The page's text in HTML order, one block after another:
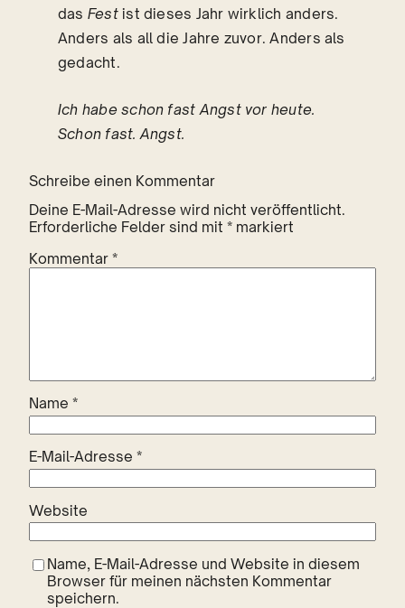
das Fest ist dieses Jahr wirklich anders.
Anders als all die Jahre zuvor. Anders als
gedacht.
Ich habe schon fast Angst vor heute.
Schon fast. Angst.
Schreibe einen Kommentar
Deine E-Mail-Adresse wird nicht veröffentlicht.
Erforderliche Felder sind mit * markiert
Kommentar *
Name *
E-Mail-Adresse *
Website
Name, E-Mail-Adresse und Website in diesem
Browser für meinen nächsten Kommentar
speichern.